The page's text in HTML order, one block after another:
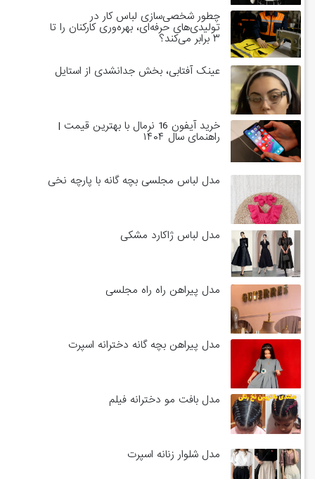
چطور شخصی‌سازی لباس کار در
تولیدی‌های حرفه‌ای، بهره‌وری کارکنان را تا
۳ برابر می‌کند؟
عینک آفتابی، بخش جدانشدی از استایل
خرید آیفون 16 نرمال با بهترین قیمت |
راهنمای سال ۱۴۰۴
مدل لباس مجلسی بچه گانه با پارچه نخی
مدل لباس ژاکارد مشکی
مدل پیراهن راه راه مجلسی
مدل پیراهن بچه گانه دخترانه اسپرت
مدل بافت مو دخترانه فیلم
مدل شلوار زنانه اسپرت